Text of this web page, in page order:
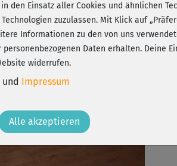
den Einsatz aller Cookies und ähnlichen
zuzulassen. Mit Klick auf
Informationen zu den von uns
Daten erhalten. Deine
widerrufen.
und Impressum
Alle akzeptieren